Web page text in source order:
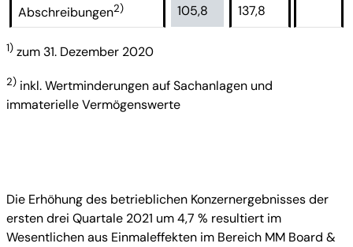
Abschreibungen2) 105,8 137,8
1) zum 31. Dezember 2020
2) inkl. Wertminderungen auf Sachanlagen und
immaterielle Vermögenswerte
Die Erhöhung des betrieblichen Konzernergebnisses der
ersten drei Quartale 2021 um 4,7 % resultiert im
Wesentlichen aus Einmaleffekten im Bereich MM Board &